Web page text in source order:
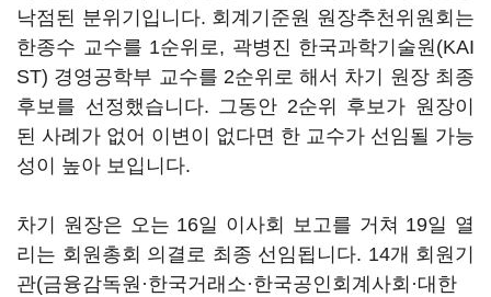
낙점된 분위기입니다. 회계기준원 원장추천위원회는
한종수 교수를 1순위로, 곽병진 한국과학기술원(KAI
ST) 경영공학부 교수를 2순위로 해서 차기 원장 최종
후보를 선정했습니다. 그동안 2순위 후보가 원장이
된 사례가 없어 이변이 없다면 한 교수가 선임될 가능
성이 높아 보입니다.
차기 원장은 오는 16일 이사회 보고를 거쳐 19일 열
리는 회원총회 의결로 최종 선임됩니다. 14개 회원기
관(금융감독원·한국거래소·한국공인회계사회·대한